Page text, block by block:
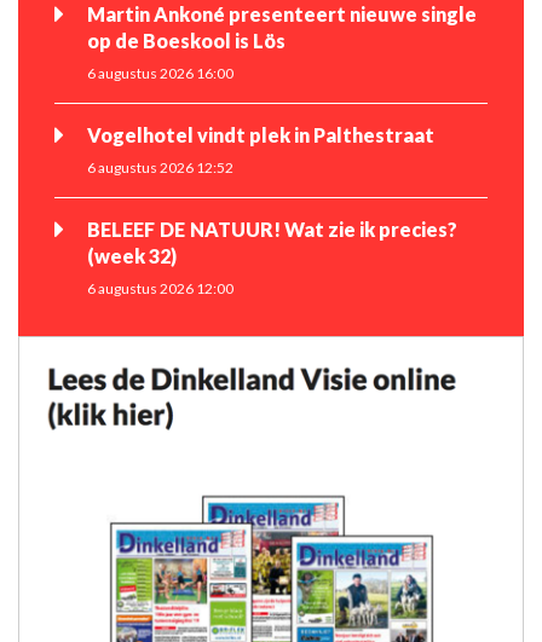
Martin Ankoné presenteert nieuwe single
op de Boeskool is Lös
6 augustus 2026 16:00
Vogelhotel vindt plek in Palthestraat
6 augustus 2026 12:52
BELEEF DE NATUUR! Wat zie ik precies?
(week 32)
6 augustus 2026 12:00